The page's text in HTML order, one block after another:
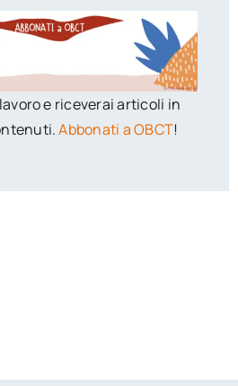
e riceverai articoli in
Abbonati a OBCT!